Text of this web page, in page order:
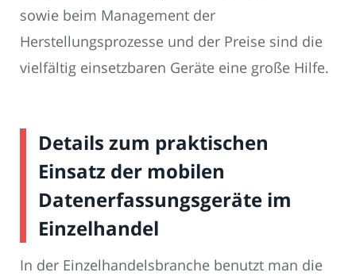
sowie beim Management der
Herstellungsprozesse und der Preise sind die
vielfältig einsetzbaren Geräte eine große Hilfe.
Details zum praktischen
Einsatz der mobilen
Datenerfassungsgeräte im
Einzelhandel
In der Einzelhandelsbranche benutzt man die